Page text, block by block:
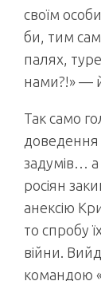
своїм
би, тим
палях,
нами?!» —
Так само
доведення
задумів… а
росіян
анексію
то спробу
війни.
командою